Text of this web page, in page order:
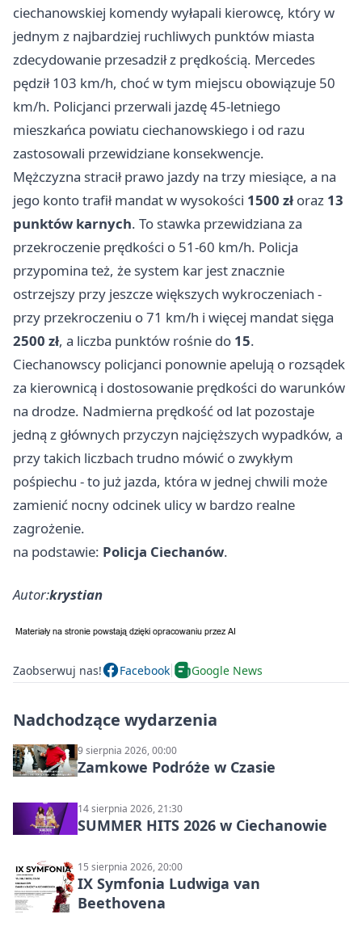
ciechanowskiej komendy wyłapali kierowcę, który w
jednym z najbardziej ruchliwych punktów miasta
zdecydowanie przesadził z prędkością. Mercedes
pędził 103 km/h, choć w tym miejscu obowiązuje 50
km/h. Policjanci przerwali jazdę 45-letniego
mieszkańca powiatu ciechanowskiego i od razu
zastosowali przewidziane konsekwencje.
Mężczyzna stracił prawo jazdy na trzy miesiące, a na
jego konto trafił mandat w wysokości 1500 zł oraz 13
punktów karnych. To stawka przewidziana za
przekroczenie prędkości o 51-60 km/h. Policja
przypomina też, że system kar jest znacznie
ostrzejszy przy jeszcze większych wykroczeniach -
przy przekroczeniu o 71 km/h i więcej mandat sięga
2500 zł, a liczba punktów rośnie do 15.
Ciechanowscy policjanci ponownie apelują o rozsądek
za kierownicą i dostosowanie prędkości do warunków
na drodze. Nadmierna prędkość od lat pozostaje
jedną z głównych przyczyn najcięższych wypadków, a
przy takich liczbach trudno mówić o zwykłym
pośpiechu - to już jazda, która w jednej chwili może
zamienić nocny odcinek ulicy w bardzo realne
zagrożenie.
na podstawie: Policja Ciechanów.
Autor:krystian
Zaobserwuj nas! Facebook Google News
Nadchodzące wydarzenia
9 sierpnia 2026, 00:00
Zamkowe Podróże w Czasie
14 sierpnia 2026, 21:30
SUMMER HITS 2026 w Ciechanowie
15 sierpnia 2026, 20:00
IX Symfonia Ludwiga van
Beethovena